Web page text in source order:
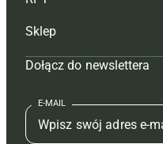
Reklama
Tagi
Mapa serwisu
Kontakt
Regulamin
Hoduj z głową bydło
Hoduj z głową świnie
Prenumerata
Redakcja
Kontakt
Redakcja
Prenumerata
Reklama
Kontakt
Sklep
Czasopisma i prenumerata
Książki
Regulamin
Dołącz do newslettera
E-MAIL